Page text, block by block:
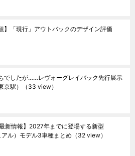
】「現行」アウトバックのデザイン評価
でしたが……レヴォーグレイバック先行展示
京駅）
（33 view）
最新情報】2027年までに登場する新型
ル）モデル3車種まとめ （32 view）